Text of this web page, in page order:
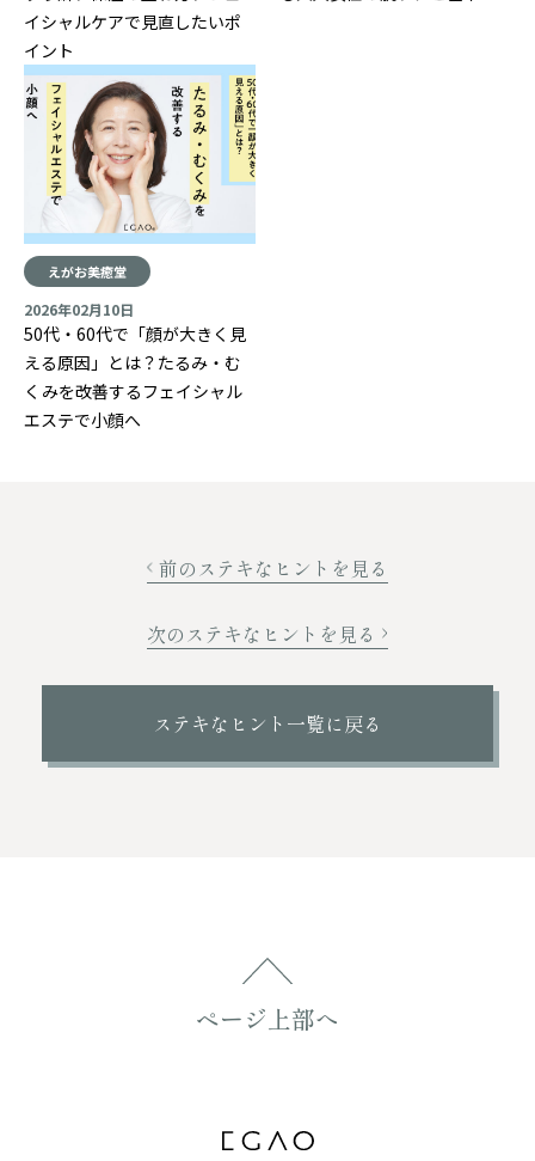
イシャルケアで見直したいポ
イント
えがお美癒堂
2026年02月10日
50代・60代で「顔が大きく見
える原因」とは？たるみ・む
くみを改善するフェイシャル
エステで小顔へ
前のステキなヒントを見る
次のステキなヒントを見る
ステキなヒント一覧に戻る
ページ上部へ